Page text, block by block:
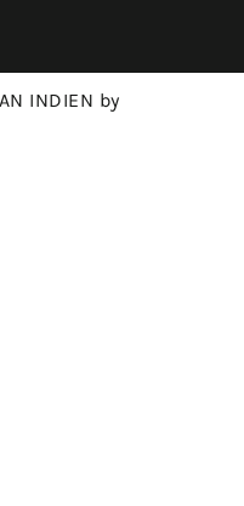
INDIEN by